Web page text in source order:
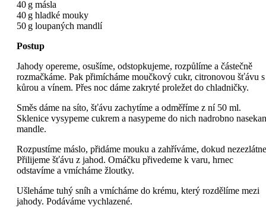
40 g másla
40 g hladké mouky
50 g loupaných mandlí
Postup
Jahody opereme, osušíme, odstopkujeme, rozpůlíme a částečně
rozmačkáme. Pak přimícháme moučkový cukr, citronovou šťávu s
kůrou a vínem. Přes noc dáme zakryté proležet do chladničky.
Směs dáme na síto, šťávu zachytíme a odměříme z ní 50 ml.
Sklenice vysypeme cukrem a nasypeme do nich nadrobno
mandle.
Rozpustíme máslo, přidáme mouku a zahříváme, dokud
Přilijeme šťávu z jahod. Omáčku přivedeme k varu, hrnec
odstavíme a vmícháme žloutky.
Ušleháme tuhý sníh a vmícháme do krému, který rozdělíme mezi
jahody. Podáváme vychlazené.